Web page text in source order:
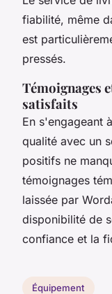
fiabilité, même
est
pressés.
Témoignages
satisfaits
En s'engageant
qualité avec un
positifs ne
témoignages
laissée par
disponibilité de
confiance et la
Équipement